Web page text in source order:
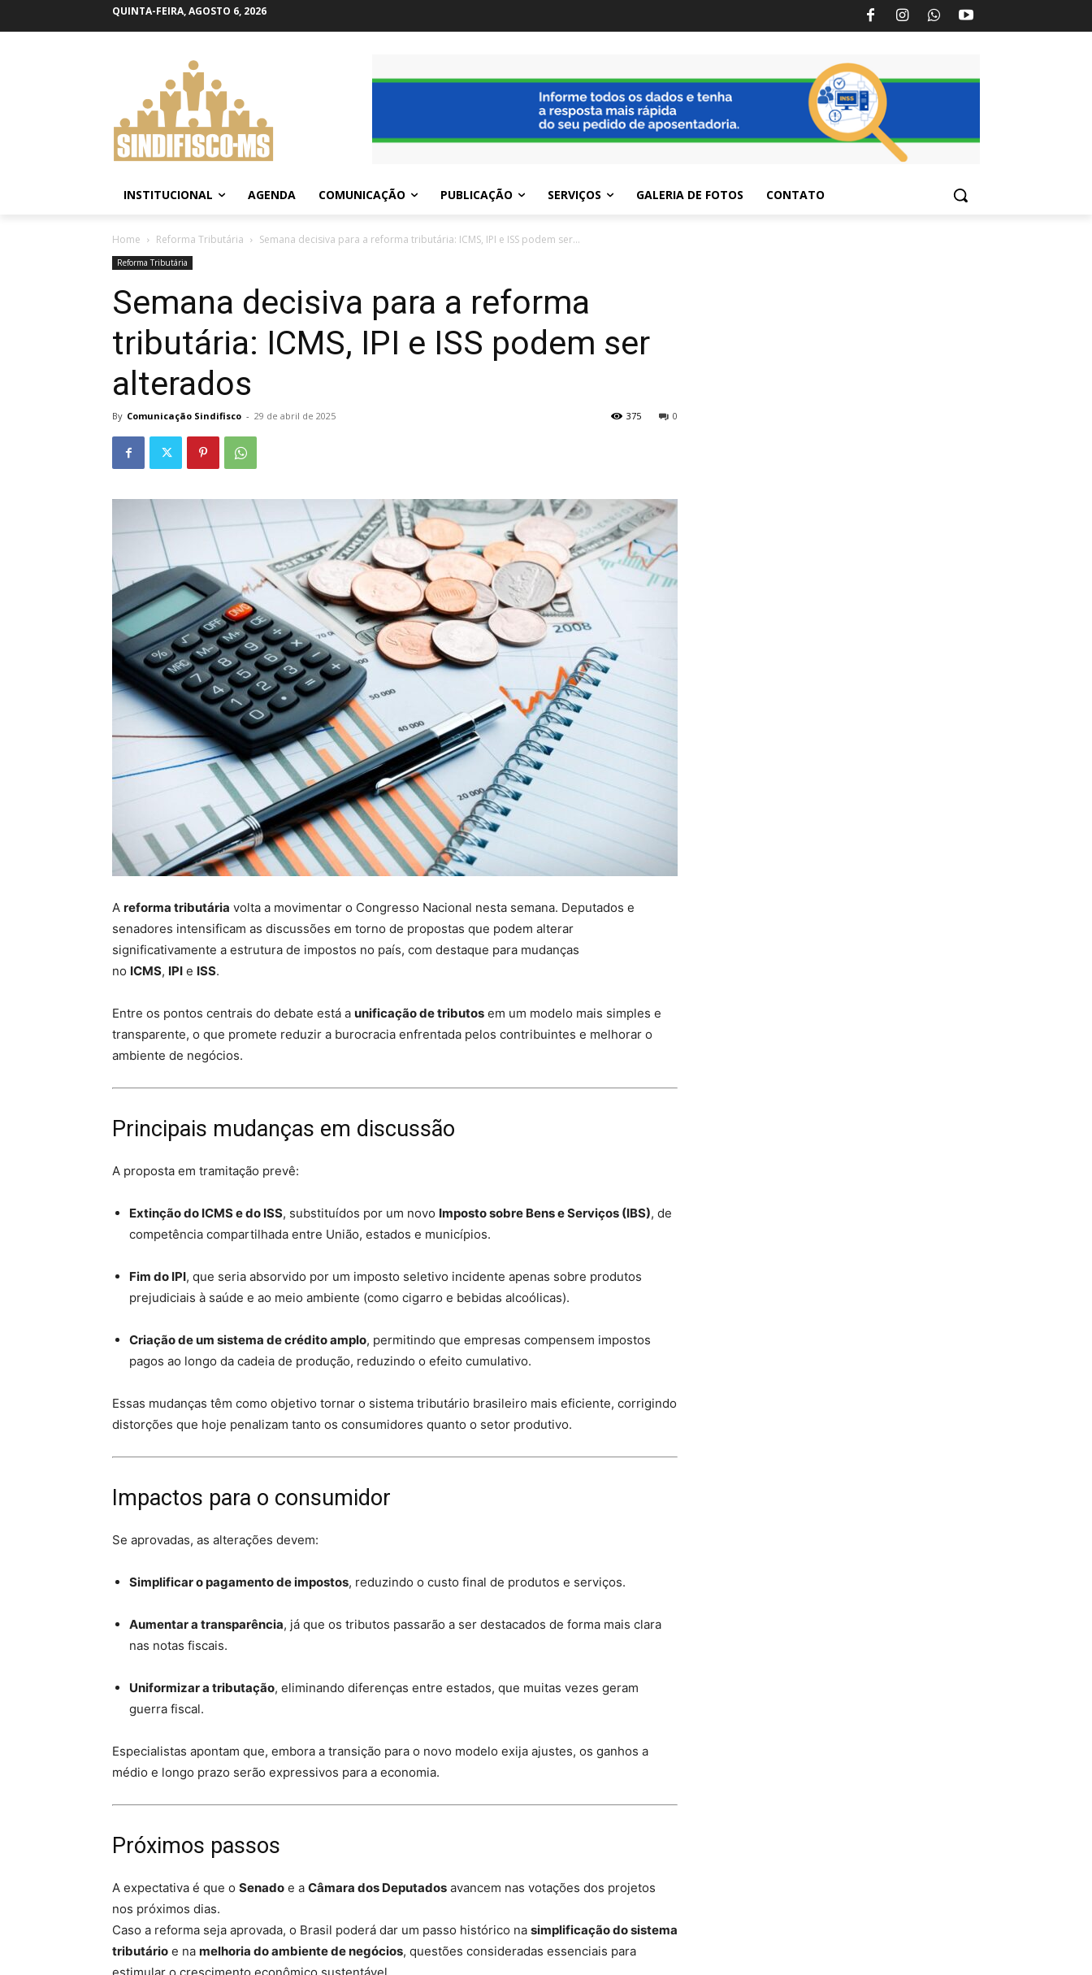
QUINTA-FEIRA, AGOSTO 6, 2026
INSTITUCIONAL AGENDA COMUNICAÇÃO PUBLICAÇÃO SERVIÇOS GALERIA DE FOTOS CONTATO
Home Reforma Tributária Semana decisiva para a reforma tributária: ICMS, IPI e ISS podem ser...
Reforma Tributária
Semana decisiva para a reforma
tributária: ICMS, IPI e ISS podem ser
alterados
By Comunicação Sindifisco - 29 de abril de 2025 0
375
A reforma tributária volta a movimentar o Congresso Nacional nesta semana. Deputados e
senadores intensificam as discussões em torno de propostas que podem alterar
significativamente a estrutura de impostos no país, com destaque para mudanças
no ICMS, IPI e ISS.
Entre os pontos centrais do debate está a unificação de tributos em um modelo mais simples e
transparente, o que promete reduzir a burocracia enfrentada pelos contribuintes e melhorar o
ambiente de negócios.
Principais mudanças em discussão
A proposta em tramitação prevê:
Extinção do ICMS e do ISS, substituídos por um novo Imposto sobre Bens e Serviços (IBS), de
competência compartilhada entre União, estados e municípios.
Fim do IPI, que seria absorvido por um imposto seletivo incidente apenas sobre produtos
prejudiciais à saúde e ao meio ambiente (como cigarro e bebidas alcoólicas).
Criação de um sistema de crédito amplo, permitindo que empresas compensem impostos
pagos ao longo da cadeia de produção, reduzindo o efeito cumulativo.
Essas mudanças têm como objetivo tornar o sistema tributário brasileiro mais eficiente, corrigindo
distorções que hoje penalizam tanto os consumidores quanto o setor produtivo.
Impactos para o consumidor
Se aprovadas, as alterações devem:
Simplificar o pagamento de impostos, reduzindo o custo final de produtos e serviços.
Aumentar a transparência, já que os tributos passarão a ser destacados de forma mais clara
nas notas fiscais.
Uniformizar a tributação, eliminando diferenças entre estados, que muitas vezes geram
guerra fiscal.
Especialistas apontam que, embora a transição para o novo modelo exija ajustes, os ganhos a
médio e longo prazo serão expressivos para a economia.
Próximos passos
A expectativa é que o Senado e a Câmara dos Deputados avancem nas votações dos projetos
nos próximos dias.
Caso a reforma seja aprovada, o Brasil poderá dar um passo histórico na simplificação do sistema
tributário e na melhoria do ambiente de negócios, questões consideradas essenciais para